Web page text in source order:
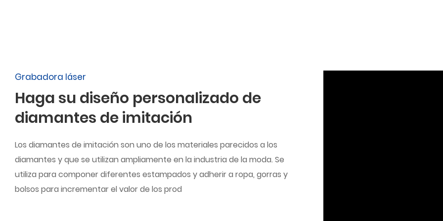
Grabadora láser
Haga su diseño personalizado de
diamantes de imitación
Los diamantes de imitación son uno de los materiales parecidos a los
diamantes y que se utilizan ampliamente en la industria de la moda. Se
utiliza para componer diferentes estampados y adherir a ropa, gorras y
bolsos para incrementar el valor de los prod